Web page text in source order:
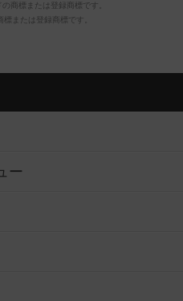
商標または登録商標です。
または登録商標です。
ー